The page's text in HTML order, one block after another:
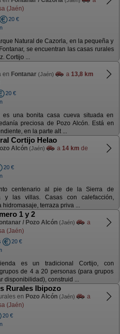
(Jaén)
20 €
Natural de Cazorla, en la pequeña y
se encuentran las casas rurales
Cortijo ...
en Fontanar (Jaén) a 13,8 km
20 €
es una bonita casa cueva situada en
preciosa de Pozo Alcón. Está en
en la parte alt ...
Cortijo Helao
Alcón (Jaén) a 14 km de
20 €
centenario al pie de la Sierra de
y las villas. Casas con calefacción,
hidromasaje, terraza priva ...
1 y 2
/ Pozo Alcón (Jaén)
a
(Jaén)
20 €
es un tradicional Cortijo, con
de 4 a 20 personas (para grupos
disponibilidad), construid ...
Rurales Ibipozo
en Pozo Alcón (Jaén)
a
(Jaén)
20 €